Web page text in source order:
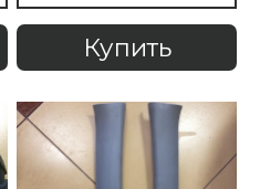
Купить